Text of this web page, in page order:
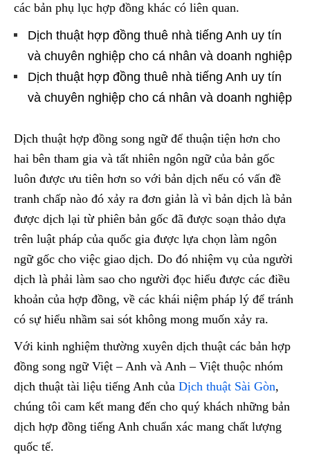
các bản phụ lục hợp đồng khác có liên quan.
Dịch thuật hợp đồng thuê nhà tiếng Anh uy tín
và chuyên nghiệp cho cá nhân và doanh nghiệp
Dịch thuật hợp đồng thuê nhà tiếng Anh uy tín
và chuyên nghiệp cho cá nhân và doanh nghiệp
Dịch thuật hợp đồng song ngữ để thuận tiện hơn cho
hai bên tham gia và tất nhiên ngôn ngữ của bản gốc
luôn được ưu tiên hơn so với bản dịch nếu có vấn đề
tranh chấp nào đó xảy ra đơn giản là vì bản dịch là bản
được dịch lại từ phiên bản gốc đã được soạn thảo dựa
trên luật pháp của quốc gia được lựa chọn làm ngôn
ngữ gốc cho việc giao dịch. Do đó nhiệm vụ của người
dịch là phải làm sao cho người đọc hiểu được các điều
khoản của hợp đồng, về các khái niệm pháp lý để tránh
có sự hiểu nhầm sai sót không mong muốn xảy ra.
Với kinh nghiệm thường xuyên dịch thuật các bản hợp
đồng song ngữ Việt – Anh và Anh – Việt thuộc nhóm
dịch thuật tài liệu tiếng Anh của Dịch thuật Sài Gòn,
chúng tôi cam kết mang đến cho quý khách những bản
dịch hợp đồng tiếng Anh chuẩn xác mang chất lượng
quốc tế.